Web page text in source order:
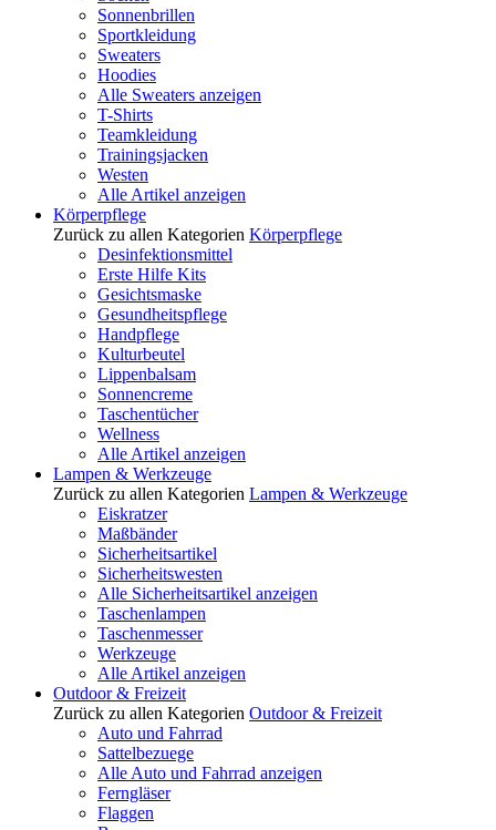
Sonnenbrillen
Sportkleidung
Sweaters
Hoodies
Alle Sweaters anzeigen
T-Shirts
Teamkleidung
Trainingsjacken
Westen
Alle Artikel anzeigen
Körperpflege
Zurück zu allen Kategorien Körperpflege
Desinfektionsmittel
Erste Hilfe Kits
Gesichtsmaske
Gesundheitspflege
Handpflege
Kulturbeutel
Lippenbalsam
Sonnencreme
Taschentücher
Wellness
Alle Artikel anzeigen
Lampen & Werkzeuge
Zurück zu allen Kategorien Lampen & Werkzeuge
Eiskratzer
Maßbänder
Sicherheitsartikel
Sicherheitswesten
Alle Sicherheitsartikel anzeigen
Taschenlampen
Taschenmesser
Werkzeuge
Alle Artikel anzeigen
Outdoor & Freizeit
Zurück zu allen Kategorien Outdoor & Freizeit
Auto und Fahrrad
Sattelbezuege
Alle Auto und Fahrrad anzeigen
Ferngläser
Flaggen